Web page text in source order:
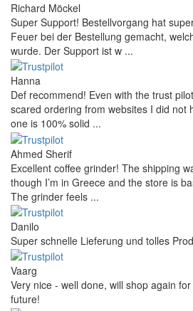
Richard Möckel
Super Support! Bestellvorgang hat
Feuer bei der Bestellung gemacht,
wurde. Der Support ist w ...
Hanna
Def recommend! Even with the trust
scared ordering from websites I did not
one is 100% solid ...
Ahmed Sherif
Excellent coffee grinder! The shipping
though I’m in Greece and the store is
The grinder feels ...
Danilo
Super schnelle Lieferung und tolles
Vaarg
Very nice - well done, will shop again
future!